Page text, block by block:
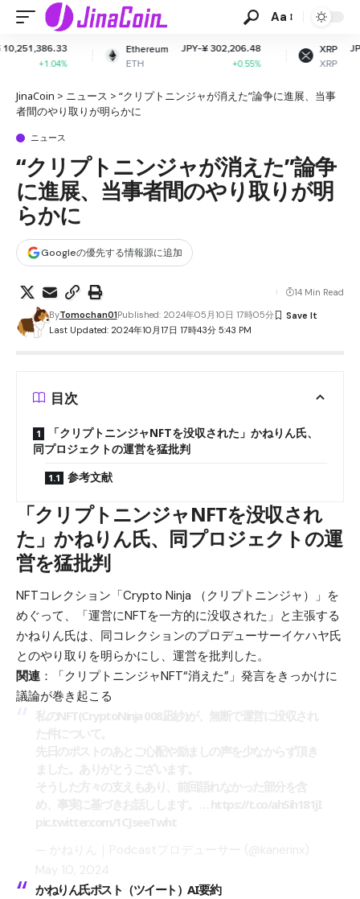
Aa
Ethereum
ETH
JPY-¥ 302,206.48
XRP
XRP
JPY-¥ 163.10
+0.63%
JinaCoin > ニュース > “クリプトニンジャが消えた”論争に進展、当事
者間のやり取りが明らかに
ニュース
“クリプトニンジャが消えた”論争
に進展、当事者間のやり取りが明
らかに
Googleの優先する情報源に追加
Last Updated: 2024年10月17日 17時43分 5:43 PM
ByTomochan01Published: 2024年05月10日 17時05分
14 Min Read
目次
「クリプトニンジャNFTを没収された」かねりん氏、
同プロジェクトの運営を猛批判
参考文献
「クリプトニンジャNFTを没収され
た」かねりん氏、同プロジェクトの運
営を猛批判
NFTコレクション「Crypto Ninja （クリプトニンジャ）」を
めぐって、「運営にNFTを一方的に没収された」と主張する
かねりん氏は、同コレクションのプロデューサーイケハヤ氏
とのやり取りを明らかにし、運営を批判した。
関連 ：
「クリプトニンジャNFT“消えた”」発言をきっかけに
議論が巻き起こる
かねりん氏ポスト（ツイート）AI要約